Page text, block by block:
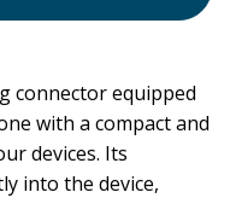
connector equipped
with a compact and
devices. Its
into the device,